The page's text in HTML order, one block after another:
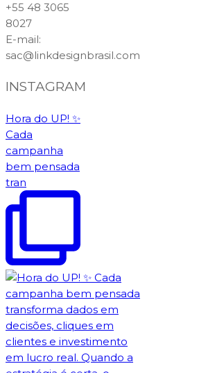
+55 48 3065
8027
E-mail:
sac@linkdesignbrasil.com
INSTAGRAM
Hora do UP! ✨️
Cada
campanha
bem pensada
tran